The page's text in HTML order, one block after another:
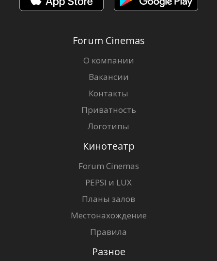
Forum Cinemas
О компании
Вакансии
Контакты
Приватность
Логотипы
Кинотеатр
Forum Cinemas
PEPSI и LUX
Планы залов
Местонахождение
Правила
Разное